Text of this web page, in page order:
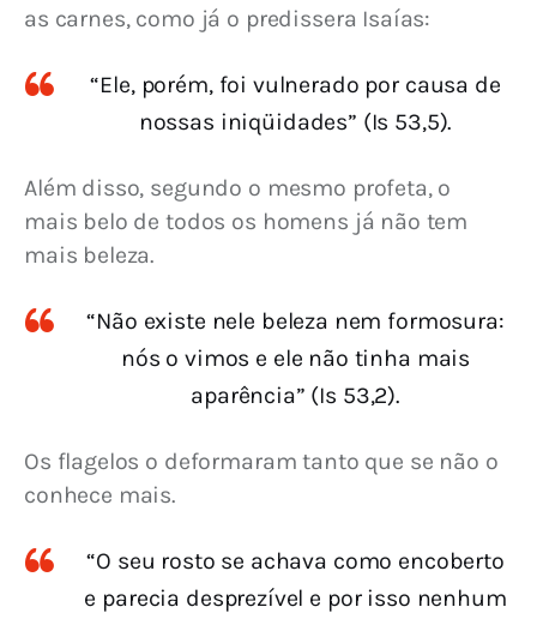
as carnes, como já o predissera Isaías:
“Ele, porém, foi vulnerado por causa de
nossas iniqüidades” (Is 53,5).
Além disso, segundo o mesmo profeta, o
mais belo de todos os homens já não tem
mais beleza.
“Não existe nele beleza nem formosura:
nós o vimos e ele não tinha mais
aparência” (Is 53,2).
Os flagelos o deformaram tanto que se não o
conhece mais.
“O seu rosto se achava como encoberto
e parecia desprezível e por isso nenhum